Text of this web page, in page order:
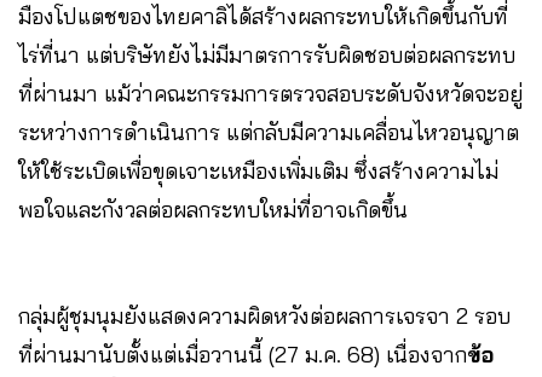
มืองโปแตชของไทยคาลิได้สร้างผลกระทบให้เกิดขึ้นกับที่
ไร่ที่นา แต่บริษัทยังไม่มีมาตรการรับผิดชอบต่อผลกระทบ
ที่ผ่านมา แม้ว่าคณะกรรมการตรวจสอบระดับจังหวัดจะอยู่
ระหว่างการดำเนินการ แต่กลับมีความเคลื่อนไหวอนุญาต
ให้ใช้ระเบิดเพื่อขุดเจาะเหมืองเพิ่มเติม ซึ่งสร้างความไม่
พอใจและกังวลต่อผลกระทบใหม่ที่อาจเกิดขึ้น
กลุ่มผู้ชุมนุมยังแสดงความผิดหวังต่อผลการเจรจา 2 รอบ
ที่ผ่านมานับตั้งแต่เมื่อวานนี้ (27 ม.ค. 68) เนื่องจากข้อ